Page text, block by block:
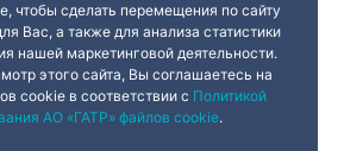
чтобы сделать перемещения по сайту
Вас, а также для анализа статистики
нашей маркетинговой деятельности.
этого сайта, Вы соглашаетесь на
cookie в соответствии с Политикой
АО «ГАТР» файлов cookie.